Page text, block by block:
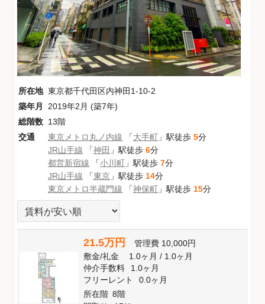
所在地 東京都千代田区内神田1-10-2
築年月
2019年2月 (築7年)
総階数 13階
交通
東京メトロ丸ノ内線 「大手町 」駅徒歩 5分
JR山手線 「神田 」駅徒歩 6分
都営新宿線 「小川町 」駅徒歩 7分
JR山手線 「東京 」駅徒歩 14分
東京メトロ半蔵門線 「神保町 」駅徒歩 15分
21.5万円 管理費 10,000円
敷金/礼金 1.0ヶ月/ 1.0ヶ月
仲介手数料
1.0ヶ月
フリーレント
0.0ヶ月
所在階 8階